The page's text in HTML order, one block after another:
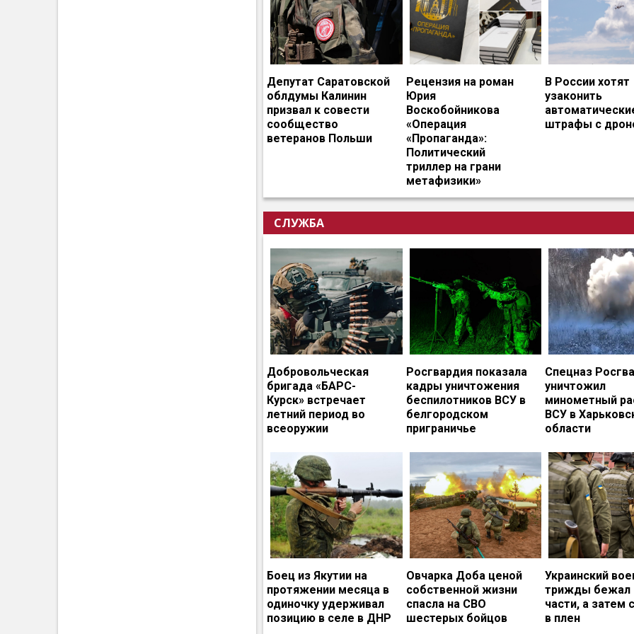
Депутат Саратовской
облдумы Калинин
призвал к совести
сообщество
ветеранов Польши
Рецензия на роман
Юрия
Воскобойникова
«Операция
«Пропаганда»:
Политический
триллер на грани
метафизики»
В России хотят
узаконить
штрафы с
СЛУЖБА
Добровольческая
бригада «БАРС-
Курск» встречает
летний период во
всеоружии
Росгвардия показала
кадры уничтожения
беспилотников ВСУ в
белгородском
приграничье
Спецназ
уничтожил
минометный
ВСУ в
области
Боец из Якутии на
протяжении месяца в
одиночку удерживал
позицию в селе в ДНР
Овчарка Доба ценой
собственной жизни
спасла на СВО
шестерых бойцов
Украинский
трижды бежал
части, а затем
в плен